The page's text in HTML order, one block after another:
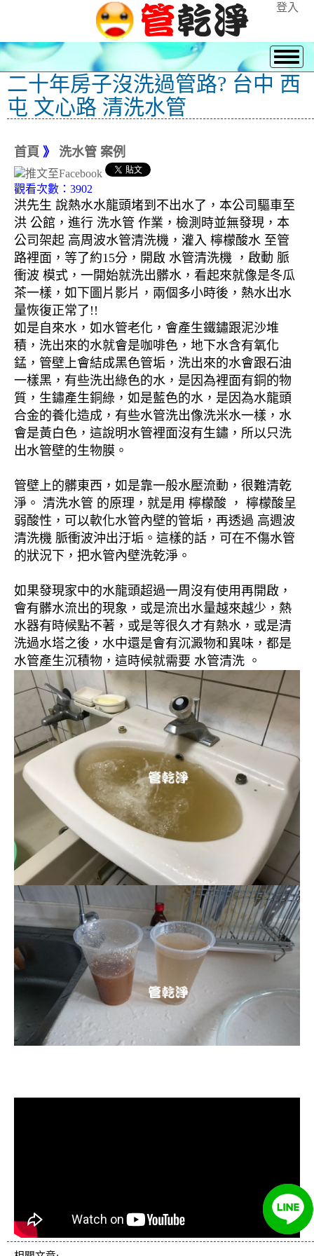
登入
二十年房子沒洗過管路? 台中 西
屯 文心路 清洗水管
首頁 》 洗水管 案例
觀看次數：3902
洪先生 說熱水水龍頭堵到不出水了，本公司驅車至
洪 公館，進行 洗水管 作業，檢測時並無發現，本
公司架起 高周波水管清洗機，灌入 檸檬酸水 至管
路裡面，等了約15分，開啟 水管清洗機 ，啟動 脈
衝波 模式，一開始就洗出髒水，看起來就像是冬瓜
茶一樣，如下圖片影片，兩個多小時後，熱水出水
量恢復正常了!!
如是自來水，如水管老化，會產生鐵鏽跟泥沙堆
積，洗出來的水就會是咖啡色，地下水含有氧化
錳，管壁上會結成黑色管垢，洗出來的水會跟石油
一樣黑，有些洗出綠色的水，是因為裡面有銅的物
質，生鏽產生銅綠，如是藍色的水，是因為水龍頭
合金的養化造成，有些水管洗出像洗米水一樣，水
會是黃白色，這說明水管裡面沒有生鏽，所以只洗
出水管壁的生物膜。
管壁上的髒東西，如是靠一般水壓流動，很難清乾
淨。 清洗水管 的原理，就是用 檸檬酸 ， 檸檬酸呈
弱酸性，可以軟化水管內壁的管垢，再透過 高週波
清洗機 脈衝波沖出汙垢。這樣的話，可在不傷水管
的狀況下，把水管內壁洗乾淨。
如果發現家中的水龍頭超過一周沒有使用再開啟，
會有髒水流出的現象，或是流出水量越來越少，熱
水器有時候點不著，或是等很久才有熱水，或是清
洗過水塔之後，水中還是會有沉澱物和異味，都是
水管產生沉積物，這時候就需要 水管清洗 。